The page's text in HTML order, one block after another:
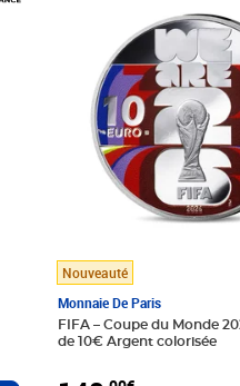
Nouveauté
Monnaie De Paris
FIFA – Coupe du Monde
de 10€ Argent colorisée